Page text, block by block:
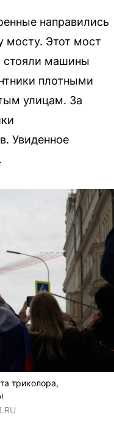
направились
Этот мост
стояли машины
плотными
улицам. За
Увиденное
триколора,